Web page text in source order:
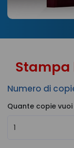
Stampa
Numero di
Quante copie